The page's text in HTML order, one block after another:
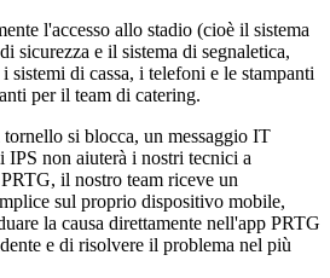
l'accesso allo stadio (cioè il sistema
sicurezza e il sistema di segnaletica,
sistemi di cassa, i telefoni e le stampanti
per il team di catering.
si blocca, un messaggio IT
non aiuterà i nostri tecnici a
il nostro team riceve un
sul proprio dispositivo mobile,
la causa direttamente nell'app PRTG
e di risolvere il problema nel più